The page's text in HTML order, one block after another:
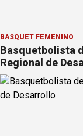
BÁSQUET FEMENINO
Basquetbolista
Regional de